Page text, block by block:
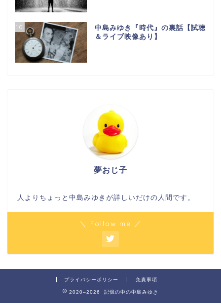
10
中島みゆき『時代』の裏話【試聴
＆ライブ映像あり】
夢おじ子
人よりちょっと中島みゆきが詳しいだけの人間です。
＼ Follow me ／
プライバシーポリシー 免責事項
2020–2026 記憶の中の中島みゆき